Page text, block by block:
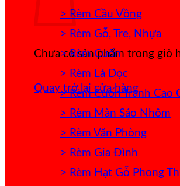
Chưa có sản phẩm trong giỏ
Quay trở lại cửa hàng
> Rèm Cầu Vồng
> Rèm Gỗ, Tre, Nhựa
> Rèm Cuốn
> Rèm Lá Dọc
> Rèm Cuốn Tranh Cao
> Rèm Màn Sáo Nhôm
> Rèm Văn Phòng
> Rèm Gia Đình
> Rèm Hạt Gỗ Phong